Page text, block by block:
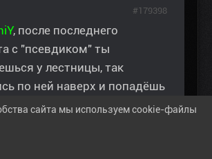
, после последнего
с "псевдиком" ты
у лестницы, так
по ней наверх и попадёшь
лестницу есть даже в
#179398
сайта мы используем cookie-файлы